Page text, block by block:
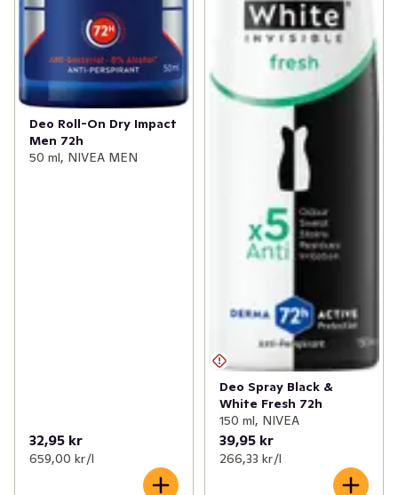
Deo Roll-On Dry Impact
Men 72h
50 ml, NIVEA MEN
32,95 kr
659,00 kr /l
Deo Spray Black &
White Fresh 72h
150 ml, NIVEA
39,95 kr
266,33 kr /l